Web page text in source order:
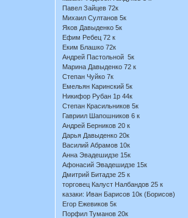
Павел Зайцев 72к
Михаил Султанов 5к
Яков Давыденко 5к
Ефим Ребец 72 к
Еким Блашко 72к
Андрей Пастольной 5к
Марина Давыденко 72 к
Степан Чуйко 7к
Емельян Каринский 5к
Никифор Рубан 1р 44к
Степан Красильников 5к
Гавриил Шапошников 6 к
Андрей Берников 20 к
Дарья Давыденко 20к
Василий Абрамов 10к
Анна Эвадешидзе 15к
Афонасий Эвадешидзе 15к
Дмитрий Битадзе 25 к
торговец Калуст Налбандов 25 к
казаки: Иван Барисов 10к (Борисов)
Егор Ежевиков 5к
Порфил Туманов 20к